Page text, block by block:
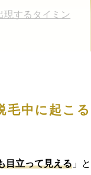
現するタイミン
毛中に起こる
目立って見える 」と